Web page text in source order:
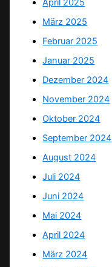
April 2025
März 2025
Februar 2025
Januar 2025
Dezember 2024
November 2024
Oktober 2024
September 2024
August 2024
Juli 2024
Juni 2024
Mai 2024
April 2024
März 2024